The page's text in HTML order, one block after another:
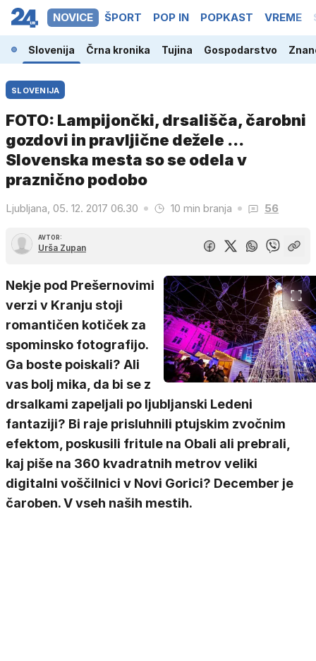
NOVICE ŠPORT POP IN POPKAST VREME
Slovenija Črna kronika Tujina Gospodarstvo
SLOVENIJA
FOTO: Lampijončki, drsališča, čarobni
gozdovi in pravljične dežele ...
Slovenska mesta so se odela v
praznično podobo
Ljubljana, 05. 12. 2017 06.30 10 min branja 56
AVTOR:
Urša Zupan
Nekje pod Prešernovimi
verzi v Kranju stoji
romantičen kotiček za
spominsko fotografijo.
Ga boste poiskali? Ali
vas bolj mika, da bi se z
drsalkami zapeljali po ljubljanski Ledeni
fantaziji? Bi raje prisluhnili ptujskim zvočnim
efektom, poskusili fritule na Obali ali prebrali,
kaj piše na 360 kvadratnih metrov veliki
digitalni voščilnici v Novi Gorici? December je
čaroben. V vseh naših mestih.